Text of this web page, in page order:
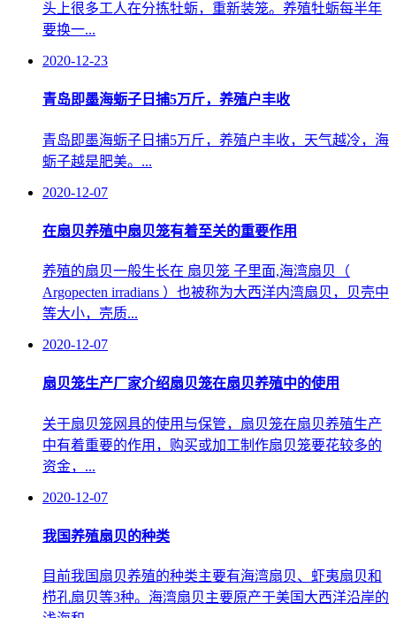
头上很多工人在分拣牡蛎，重新装笼。养殖牡蛎每半年
要换一...
2020-12-23
青岛即墨海蛎子日捕5万斤，养殖户丰收
青岛即墨海蛎子日捕5万斤，养殖户丰收，天气越冷，海
蛎子越是肥美。...
2020-12-07
在扇贝养殖中扇贝笼有着至关的重要作用
养殖的扇贝一般生长在 扇贝笼 子里面,海湾扇贝（
Argopecten irradians ）也被称为大西洋内湾扇贝，贝壳中
等大小，壳质...
2020-12-07
扇贝笼生产厂家介绍扇贝笼在扇贝养殖中的使用
关于扇贝笼网具的使用与保管，扇贝笼在扇贝养殖生产
中有着重要的作用，购买或加工制作扇贝笼要花较多的
资金，...
2020-12-07
我国养殖扇贝的种类
目前我国扇贝养殖的种类主要有海湾扇贝、虾夷扇贝和
栉孔扇贝等3种。海湾扇贝主要原产于美国大西洋沿岸的